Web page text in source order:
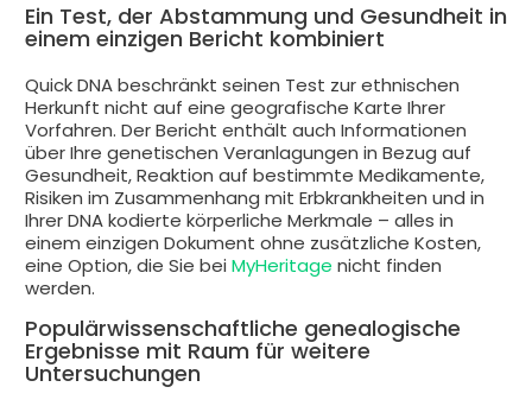
Ein Test, der Abstammung und Gesundheit in
einem einzigen Bericht kombiniert
Quick DNA beschränkt seinen Test zur ethnischen
Herkunft nicht auf eine geografische Karte Ihrer
Vorfahren. Der Bericht enthält auch Informationen
über Ihre genetischen Veranlagungen in Bezug auf
Gesundheit, Reaktion auf bestimmte Medikamente,
Risiken im Zusammenhang mit Erbkrankheiten und in
Ihrer DNA kodierte körperliche Merkmale – alles in
einem einzigen Dokument ohne zusätzliche Kosten,
eine Option, die Sie bei MyHeritage nicht finden
werden.
Populärwissenschaftliche genealogische
Ergebnisse mit Raum für weitere
Untersuchungen